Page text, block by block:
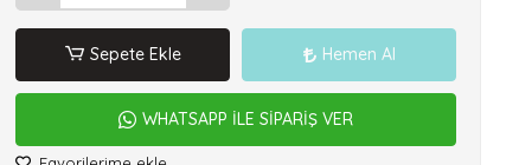
Sepete Ekle Hemen Al
WHATSAPP İLE SİPARİŞ VER